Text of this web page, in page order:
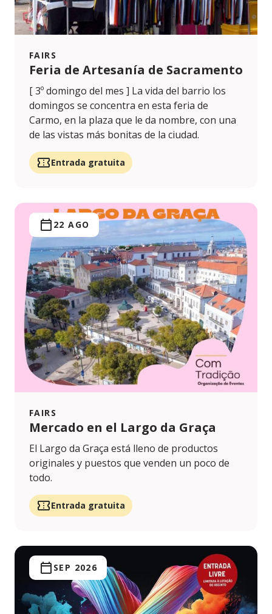
FAIRS
Feria de Artesanía de Sacramento
[ 3º domingo del mes ] La vida del barrio los
domingos se concentra en esta feria de
Carmo, en la plaza que le da nombre, con una
de las vistas más bonitas de la ciudad.
Entrada gratuita
FAIRS
Mercado en el Largo da Graça
22 AGO
El Largo da Graça está lleno de productos
originales y puestos que venden un poco de
todo.
Entrada gratuita
SEP 2026